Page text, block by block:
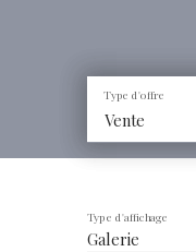
Vente
Type d'offre
Galerie
Type d'affichage